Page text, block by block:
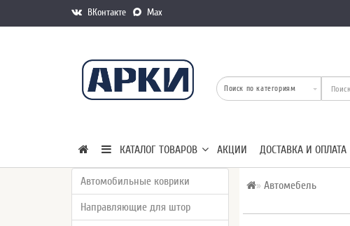
ВКонтакте Max
КАТАЛОГ ТОВАРОВ АКЦИИ ДОСТАВКА И ОПЛАТА
Автомобильные коврики
Направляющие для штор
Автомебель